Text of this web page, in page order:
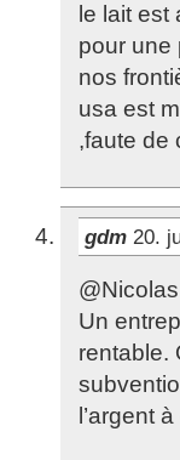
le lait est
pour une
nos
usa est
,faute de
gdm 20.
Un
rentable.
l’argent